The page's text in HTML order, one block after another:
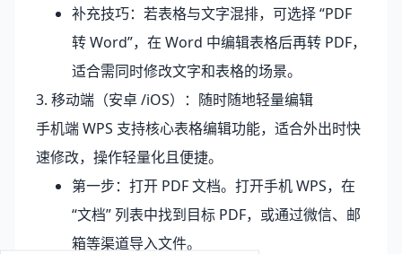
补充技巧：若表格与文字混排，可选择 “PDF
转 Word”，在 Word 中编辑表格后再转 PDF，
适合需同时修改文字和表格的场景。
3. 移动端（安卓 /iOS）：随时随地轻量编辑
手机端 WPS 支持核心表格编辑功能，适合外出时快
速修改，操作轻量化且便捷。
第一步：打开 PDF 文档。打开手机 WPS，在
“文档” 列表中找到目标 PDF，或通过微信、邮
箱等渠道导入文件。